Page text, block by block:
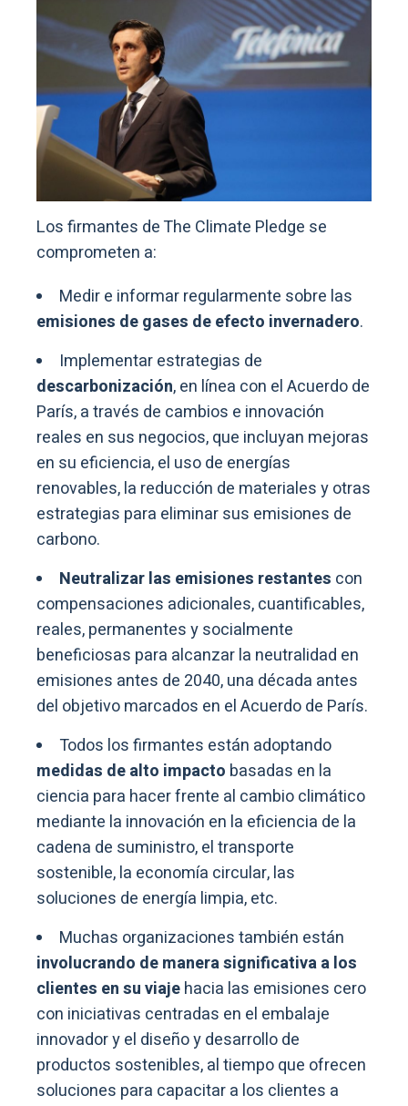
Los firmantes de The Climate Pledge se
comprometen a:
Medir e informar regularmente sobre las
emisiones de gases de efecto invernadero.
Implementar estrategias de
descarbonización, en línea con el Acuerdo de
París, a través de cambios e innovación
reales en sus negocios, que incluyan mejoras
en su eficiencia, el uso de energías
renovables, la reducción de materiales y otras
estrategias para eliminar sus emisiones de
carbono.
Neutralizar las emisiones restantes con
compensaciones adicionales, cuantificables,
reales, permanentes y socialmente
beneficiosas para alcanzar la neutralidad en
emisiones antes de 2040, una década antes
del objetivo marcados en el Acuerdo de París.
Todos los firmantes están adoptando
medidas de alto impacto basadas en la
ciencia para hacer frente al cambio climático
mediante la innovación en la eficiencia de la
cadena de suministro, el transporte
sostenible, la economía circular, las
soluciones de energía limpia, etc.
Muchas organizaciones también están
involucrando de manera significativa a los
clientes en su viajehacia las emisiones cero
con iniciativas centradas en el embalaje
innovador y el diseño y desarrollo de
productos sostenibles, al tiempo que ofrecen
soluciones para capacitar a los clientes a